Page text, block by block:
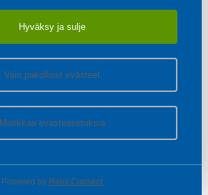
Hyväksy ja sulje
Vain pakolliset evästeet
Muokkaa evästeasetuksia
Powered by Rehti Consent